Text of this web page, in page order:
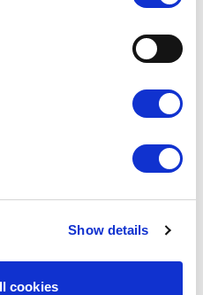
Show details
cookies
Najniższa